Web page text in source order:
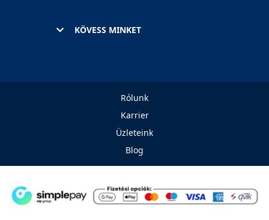
KÖVESS MINKET
Rólunk
Karrier
Üzleteink
Blog